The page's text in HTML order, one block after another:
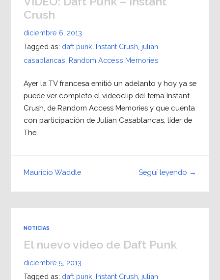
Crush
diciembre 6, 2013
Tagged as: daft punk Instant Crush julian
casablancas Random Access Memories
Ayer la TV francesa emitió un adelanto y hoy ya se
puede ver completo el videoclip del tema Instant
Crush, de Random Access Memories y que cuenta
con participación de Julian Casablancas, líder de
The…
Seguí leyendo →
Mauricio Waddle
NOTICIAS
El nuevo video de Daft Punk
diciembre 5, 2013
Tagged as: daft punk Instant Crush julian